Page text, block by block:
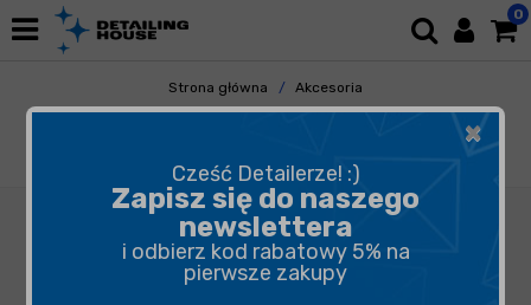
0
Strona główna
Akcesoria
Pozostałe Akcesoria
KWAZAR NIX HD Solvent 500ml - opryskiwacz
×
Cześć Detailerze! :)
Zapisz się do naszego
newslettera
i odbierz kod rabatowy 5% na
pierwsze zakupy